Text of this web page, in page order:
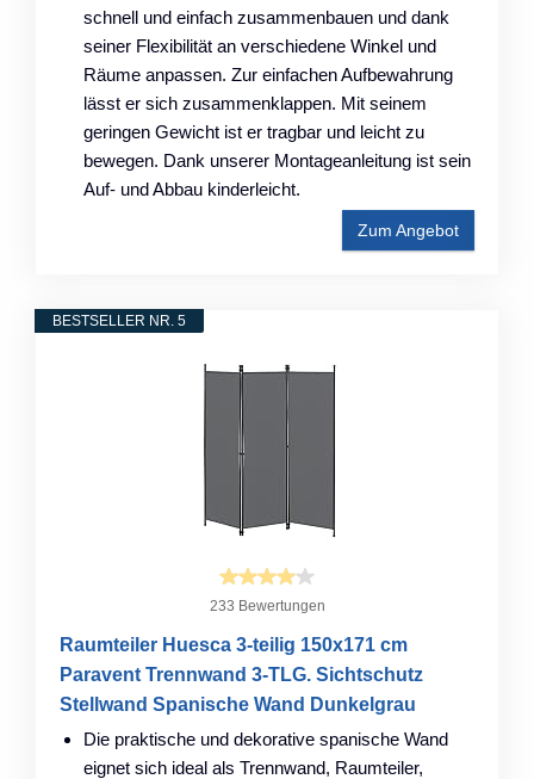
schnell und einfach zusammenbauen und dank
seiner Flexibilität an verschiedene Winkel und
Räume anpassen. Zur einfachen Aufbewahrung
lässt er sich zusammenklappen. Mit seinem
geringen Gewicht ist er tragbar und leicht zu
bewegen. Dank unserer Montageanleitung ist sein
Auf- und Abbau kinderleicht.
Zum Angebot
BESTSELLER NR. 5
233 Bewertungen
Raumteiler Huesca 3-teilig 150x171 cm
Paravent Trennwand 3-TLG. Sichtschutz
Stellwand Spanische Wand Dunkelgrau
Die praktische und dekorative spanische Wand
eignet sich ideal als Trennwand, Raumteiler,